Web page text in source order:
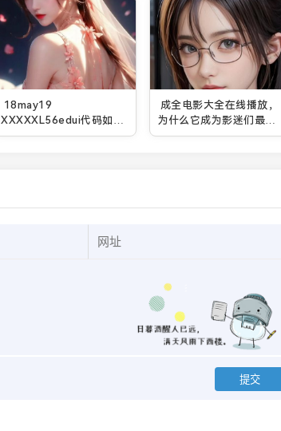
18may19
XXXXXL56edui代码如何
在现代互联网中影响用户
成全电影大全在线播放，
为什么它成为影迷们最爱
的平台？